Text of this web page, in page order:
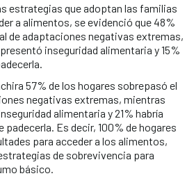
estrategias que adoptan las familias
a alimentos, se evidenció que 48%
de adaptaciones negativas extremas,
inseguridad alimentaria y 15%
57% de los hogares sobrepasó el
negativas extremas, mientras
alimentaria y 21% habría
padecerla. Es decir, 100% de hogares
para acceder a los alimentos,
de sobrevivencia para
básico.